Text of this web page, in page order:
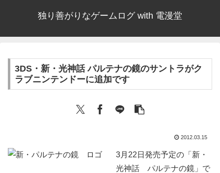
独り善がりなゲームログ with 電漫堂
3DS・新・光神話 パルテナの鏡のサントラがク
ラブニンテンドーに追加です
2012.03.15
3月22日発売予定の「新・
光神話 パルテナの鏡」で